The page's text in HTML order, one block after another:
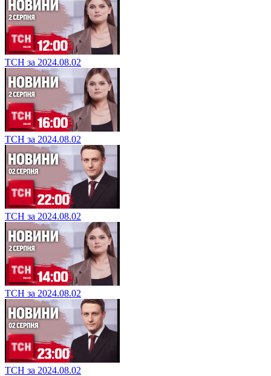
ТСН за 2024.08.02
ТСН за 2024.08.02
ТСН за 2024.08.02
ТСН за 2024.08.02
ТСН за 2024.08.02